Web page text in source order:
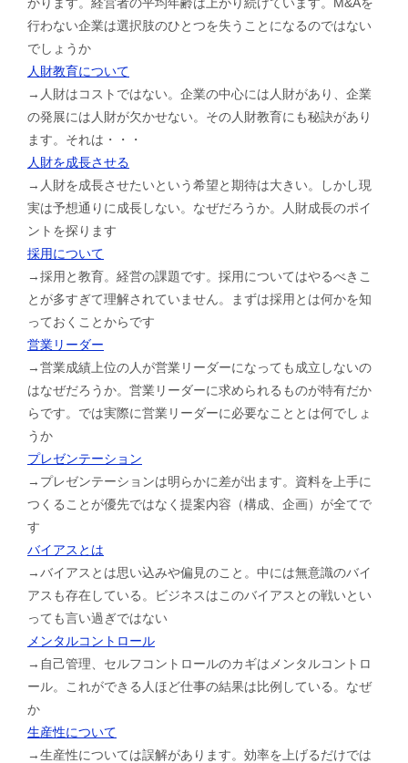
行わない企業は選択肢のひとつを失うことになるのではない
でしょうか
人財教育について
→人財はコストではない。企業の中心には人財があり、企業
の発展には人財が欠かせない。その人財教育にも秘訣があり
ます。それは・・・
人財を成長させる
→人財を成長させたいという希望と期待は大きい。しかし現
実は予想通りに成長しない。なぜだろうか。人財成長のポイ
ントを探ります
採用について
→採用と教育。経営の課題です。採用についてはやるべきこ
とが多すぎて理解されていません。まずは採用とは何かを知
っておくことからです
営業リーダー
→営業成績上位の人が営業リーダーになっても成立しないの
はなぜだろうか。営業リーダーに求められるものが特有だか
らです。では実際に営業リーダーに必要なこととは何でしょ
うか
プレゼンテーション
→プレゼンテーションは明らかに差が出ます。資料を上手に
つくることが優先ではなく提案内容（構成、企画）が全てで
す
バイアスとは
→バイアスとは思い込みや偏見のこと。中には無意識のバイ
アスも存在している。ビジネスはこのバイアスとの戦いとい
っても言い過ぎではない
メンタルコントロール
→自己管理、セルフコントロールのカギはメンタルコントロ
ール。これができる人ほど仕事の結果は比例している。なぜ
か
生産性について
→生産性については誤解があります。効率を上げるだけでは